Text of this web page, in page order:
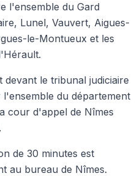
l'ensemble du Gard
Lunel, Vauvert, Aigues-
le-Montueux et les
le tribunal judiciaire
du département
cour d'appel de Nîmes
de 30 minutes est
au bureau de Nîmes.